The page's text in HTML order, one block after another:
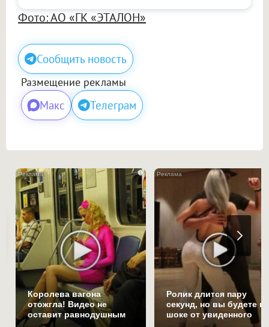
Фото: АО «ГК «ЭТАЛОН»
Сообщить новость
Размещение рекламы
Макс Телеграм
i
Королева вагона
отожгла! Видео не
оставит равнодушным
Ролик длится пару
секунд, но вы будете в
шоке от увиденного